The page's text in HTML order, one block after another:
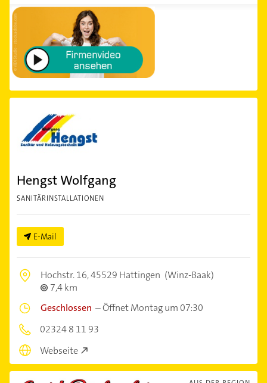
Hengst Wolfgang
SANITÄRINSTALLATIONEN
E-Mail
Hochstr. 16,45529 Hattingen (Winz-Baak)
7,4 km
Geschlossen –Öffnet Montag um 07:30
02324 8 11 93
Webseite